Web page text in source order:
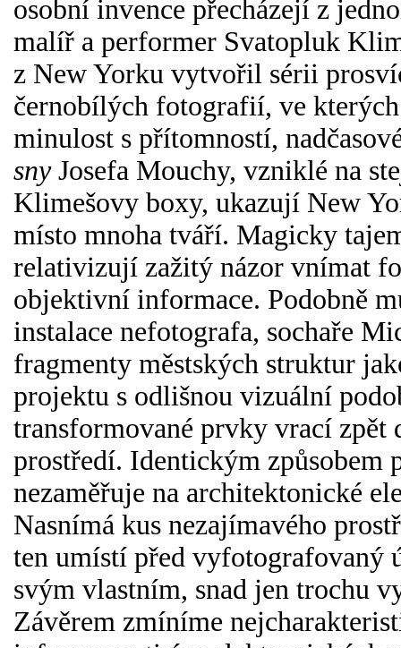
osobní invence přecházejí z
malíř a performer Svatopluk
z New Yorku vytvořil sérii
černobílých fotografií, ve
minulost s přítomností,
snyJosefa Mouchy, vzniklé na
Klimešovy boxy, ukazují New
místo mnoha tváří. Magicky
relativizují zažitý názor vnímat
objektivní informace. Podobně
instalace nefotografa, sochaře
fragmenty městských struktur
projektu s odlišnou vizuální
transformované prvky vrací zpět
prostředí. Identickým způsobem
nezaměřuje na architektonické
Nasnímá kus nezajímavého
ten umístí před vyfotografovaný
svým vlastním, snad jen trochu
Závěrem zmíníme